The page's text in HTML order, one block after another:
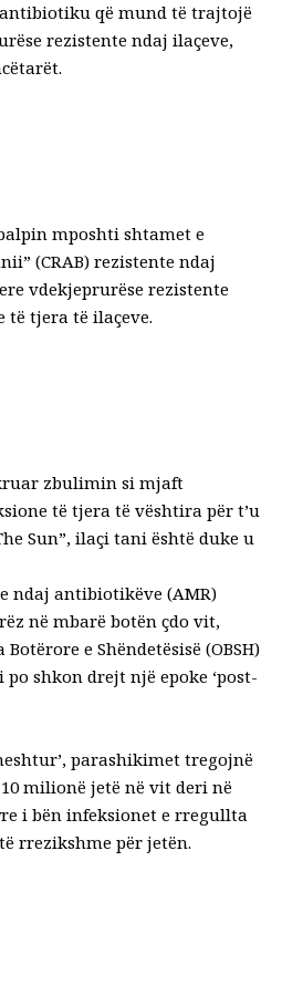
që mund të trajtojë
rezistente ndaj ilaçeve,
mposhti shtamet e
(CRAB) rezistente ndaj
vdekjeprurëse rezistente
të tjera të ilaçeve.
zbulimin si mjaft
të tjera të vështira për t’u
Sun”, ilaçi tani është duke u
ndaj antibiotikëve (AMR)
në mbarë botën çdo vit,
e Shëndetësisë (OBSH)
shkon drejt një epoke ‘post-
parashikimet tregojnë
milionë jetë në vit deri në
i bën infeksionet e rregullta
rrezikshme për jetën.